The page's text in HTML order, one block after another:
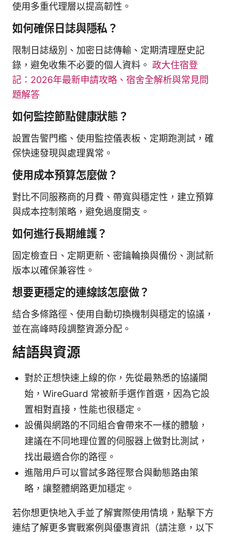
使用多重代理層以提高韌性。
如何確保日誌與隱私？
限制日誌級別、加密日誌傳輸、定期清理歷史記
錄，避免收集不必要的個人資料。 政大住宿登
記：2026年最新申請攻略、宿舍全解析與常見問
題解答
如何監控節點健康狀態？
設置告警門檻、使用監控儀表板、定期跑測試，確
保快速發現與處理異常。
使用成本預算怎麼做？
對比不同服務商的月費、帶寬與穩定性，建立預算
與成本控制策略，避免過度開支。
如何進行長期維護？
固定檢查日、定期更新、密鑰輪換與備份、測試新
版本以確保兼容性。
想要更穩定的連線該怎麼做？
結合多條路徑、使用自動切換機制與穩定的協議，
並在高峰時段調整資源分配。
結語與資源
對於正想快速上線的你，先從最熟悉的協議開
始，WireGuard 常被新手選作首選，因為它設
置相對直接，性能也很穩定。
設備與網路的不同組合會帶來不一樣的體驗，
建議在不同地理位置的伺服器上做對比測試，
找出最適合你的路徑。
進階用戶可以嘗試多路徑聚合與動態路由策
略，讓整體網路更加穩定。
若你想更快地入手並了解實際使用情境，點擊下方
連結了解更多實戰案例與優惠資訊（請注意，以下